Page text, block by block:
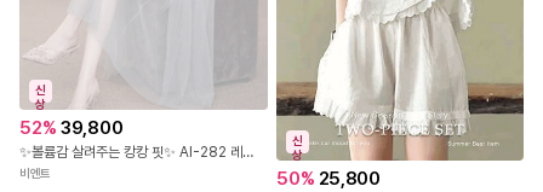
신
상
52% 39,800
✨볼륨감 살려주는 캉캉 핏✨ AI-282 레이스 숄더 캉캉 롱 원피스
비엔트
신
상
50% 25,800